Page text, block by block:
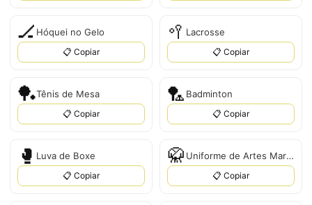
🏒 Hóquei no Gelo
📋 Copiar
🥍 Lacrosse
📋 Copiar
🏓Tênis de Mesa
📋 Copiar
🏸 Badminton
📋 Copiar
🥊 Luva de Boxe
📋 Copiar
🥋 Uniforme de Artes Marciais
📋 Copiar